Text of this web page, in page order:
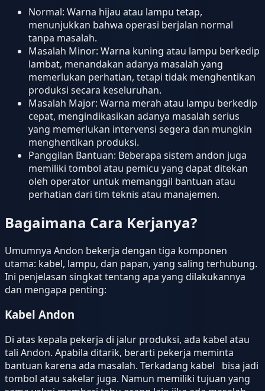
Normal: Warna hijau atau lampu tetap,
menunjukkan bahwa operasi berjalan normal
tanpa masalah.
Masalah Minor: Warna kuning atau lampu berkedip
lambat, menandakan adanya masalah yang
memerlukan perhatian, tetapi tidak menghentikan
produksi secara keseluruhan.
Masalah Major: Warna merah atau lampu berkedip
cepat, mengindikasikan adanya masalah serius
yang memerlukan intervensi segera dan mungkin
menghentikan produksi.
Panggilan Bantuan: Beberapa sistem andon juga
memiliki tombol atau pemicu yang dapat ditekan
oleh operator untuk memanggil bantuan atau
perhatian dari tim teknis atau manajemen.
Bagaimana Cara Kerjanya?
Umumnya Andon bekerja dengan tiga komponen
utama: kabel, lampu, dan papan, yang saling terhubung.
Ini penjelasan singkat tentang apa yang dilakukannya
dan mengapa penting:
Kabel Andon
Di atas kepala pekerja di jalur produksi, ada kabel atau
tali Andon. Apabila ditarik, berarti pekerja meminta
bantuan karena ada masalah. Terkadang kabel bisa jadi
tombol atau sakelar juga. Namun memiliki tujuan yang